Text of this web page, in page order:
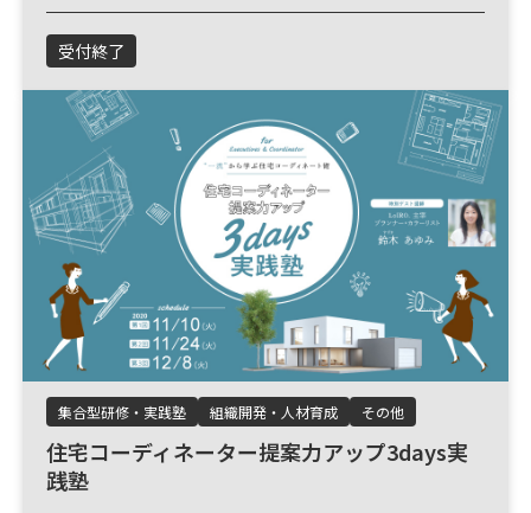
受付終了
集合型研修・実践塾 組織開発・人材育成 その他
住宅コーディネーター提案力アップ3days実
践塾